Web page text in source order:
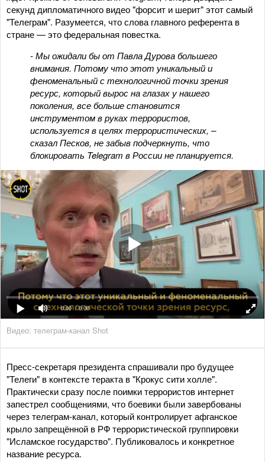
секунд дипломатичного видео "форсит и шерит" этот самый
"Телеграм". Разумеется, что слова главного референта в
стране — это федеральная повестка.
- Мы ожидали бы от Павла Дурова большего
внимания. Потому что этот уникальный и
феноменальный с технологичной точки зрения
ресурс, который вырос на глазах у нашего
поколения, все больше становится
инструментом в руках террористов,
используется в целях террористических, –
сказал Песков, не забыв подчеркнуть, что
блокировать Telegram в России не планируется.
0:00 / 0:00
Видео: телеграм-канал Shot
Пресс-секретаря президента спрашивали про будущее
"Телеги" в контексте теракта в "Крокус сити холле".
Практически сразу после поимки террористов интернет
запестрел сообщениями, что боевики были завербованы
через телеграм-канал, который контролирует афганское
крыло запрещённой в РФ террористической группировки
"Исламское государство". Публиковалось и конкретное
название ресурса.